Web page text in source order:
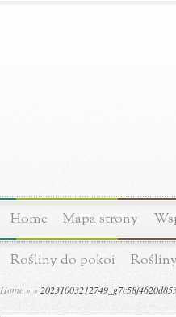
Home Mapa strony
Rośliny do pokoi
Home » »